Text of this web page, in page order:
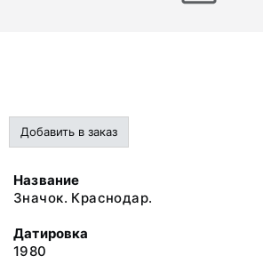
Добавить в заказ
Название
Значок. Краснодар.
Датировка
1980